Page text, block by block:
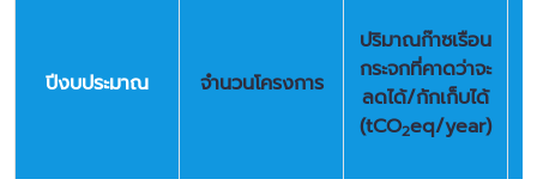
ปีงบประมาณ จำนวนโครงการ
ปริมาณก๊าซเรือน
กระจกที่คาดว่าจะ
ลดได้/กักเก็บได้
(tCO2eq/year)